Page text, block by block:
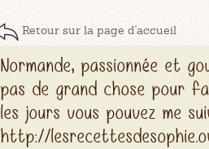
Retour sur la page d'accueil
Normande, passionnée et
pas de grand chose pour
les jours vous pouvez me
http://